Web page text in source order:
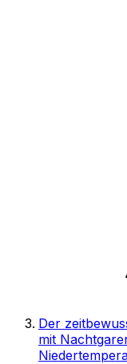
Der
mit